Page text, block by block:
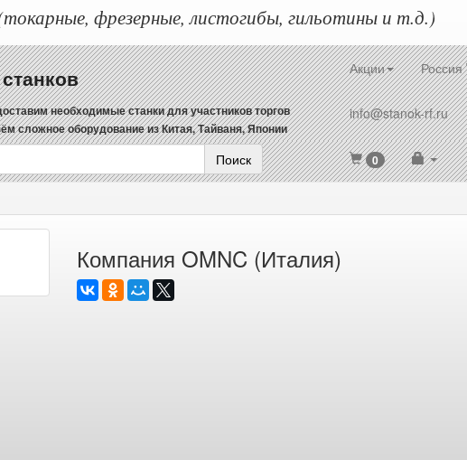
фрезерные, листогибы, гильотины и т.д.)
необходимые станки для участников торгов
сложное оборудование из Китая, Тайваня, Японии
Поиск
Акции Россия
info@stanok-rf.ru
0
Компания OMNC (Италия)